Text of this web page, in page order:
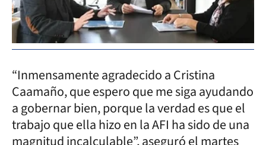
“Inmensamente agradecido a Cristina
Caamaño, que espero que me siga ayudando
a gobernar bien, porque la verdad es que el
trabajo que ella hizo en la AFI ha sido de una